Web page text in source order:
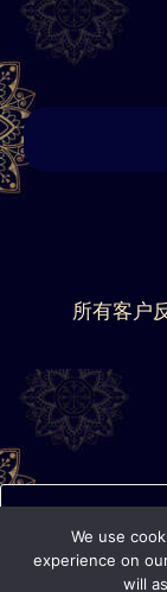
所有客户
近期短信常出现
联系我们后 5 分
或其他联系方式
We use
experience on
will